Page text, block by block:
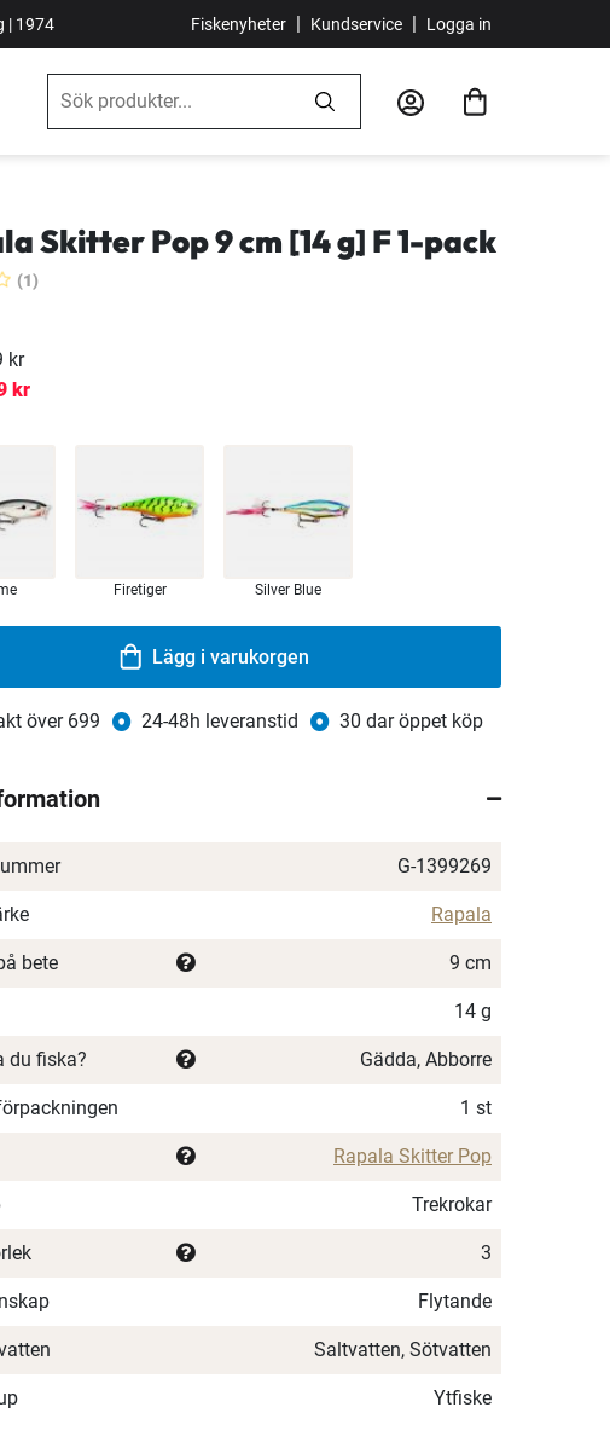
| 1974 Fiskenyheter | Kundservice | Logga in
Skitter Pop 9 cm [14 g] F 1-pack
(1)
kr
kr
Firetiger Silver Blue
Lägg i varukorgen
över 699 24-48h leveranstid 30 dar öppet köp
G-1399269
Rapala
bete 9 cm
14 g
du fiska? Gädda, Abborre
1 st
Rapala Skitter Pop
Trekrokar
3
Flytande
Saltvatten, Sötvatten
Ytfiske